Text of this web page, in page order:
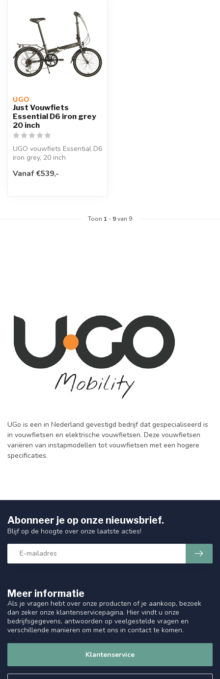
UGO
Just Vouwfiets
Essential D6 iron grey
20 inch
UGO vouwfiets Essential D6
iron grey, 20 inch
L76 x W35 cm...
Vanaf €539,-
Toon 1 - 9van 9
UGo is een in Nederland gevestigd bedrijf dat gespecialiseerd is
in vouwfietsen en elektrische vouwfietsen. Deze vouwfietsen
variëren van instapmodellen tot vouwfietsen met een hogere
specificaties.
Meer informatie
Als je vragen hebt over onze producten of je aankoop, bezoek
dan zeker onze klantenservicepagina. Hier vindt u onze
bedrijfsgegevens, antwoorden op veelgestelde vragen en
verschillende manieren om met ons in contact te komen.
Klantenservice
Abonneer je op onze nieuwsbrief.
Blijf op de hoogte over onze laatste acties!